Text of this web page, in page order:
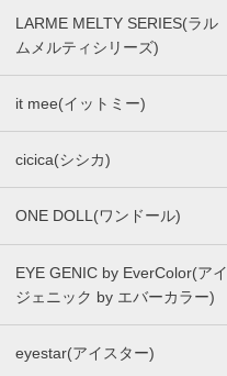
LARME MELTY SERIES(ラル
ムメルティシリーズ)
it mee(イットミー)
cicica(シシカ)
ONE DOLL(ワンドール)
EYE GENIC by EverColor(アイ
ジェニック by エバーカラー)
eyestar(アイスター)